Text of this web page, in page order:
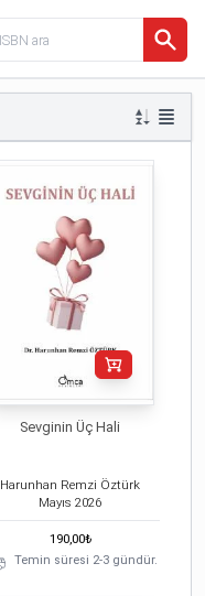
Sevginin Üç Hali
Harunhan Remzi Öztürk
Mayıs 2026
190,00₺
Temin süresi 2-3 gündür.